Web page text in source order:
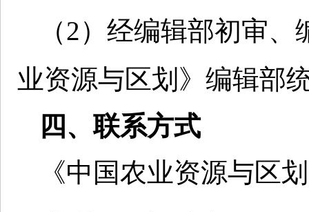
（2）经编辑部初审
业资源与区划》编辑部
四、联系方式
《中国农业资源与区